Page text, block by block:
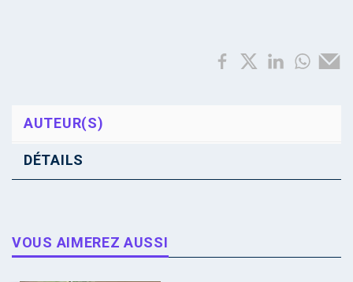
AUTEUR(S)
DÉTAILS
VOUS AIMEREZ AUSSI